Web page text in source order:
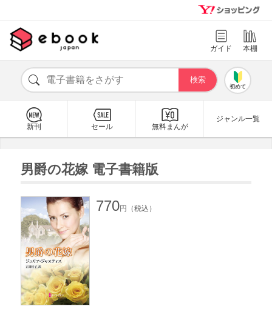
ガイド 本棚
初めて
新刊 セール 無料まんが
ジャンル一覧
男爵の花嫁 電子書籍版
770円（税込）